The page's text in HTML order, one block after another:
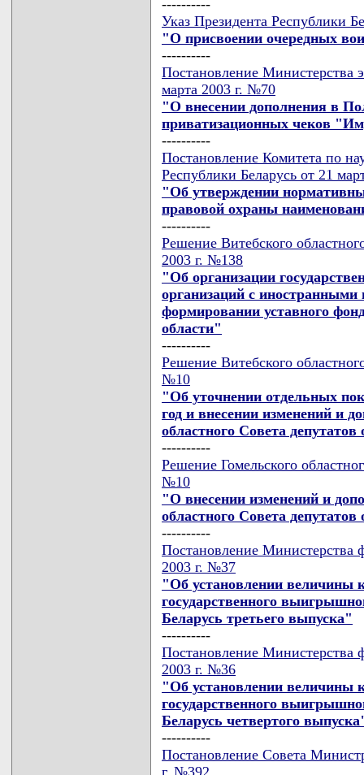
----------
Указ Президента Республики
"О присвоении очередных
----------
Постановление Министерства
марта 2003 г. №70
"О внесении дополнения в
приватизационных чеков
----------
Постановление Комитета по
Республики Беларусь от 21
"Об утверждении
правовой охраны
----------
Решение Витебского
2003 г. №138
"Об организации
организаций с
формировании уставного
области"
----------
Решение Витебского
№10
"Об уточнении отдельных
год и внесении изменений и
областного Совета
----------
Решение Гомельского
№10
"О внесении изменений и
областного Совета
----------
Постановление Министерства
2003 г. №37
"Об установлении величины
государственного
Беларусь третьего выпуска"
----------
Постановление Министерства
2003 г. №36
"Об установлении величины
государственного
Беларусь четвертого
----------
Постановление Совета
г. №392